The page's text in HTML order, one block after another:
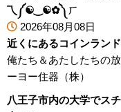
乁⁠༼⁠☯⁠‿⁠☯⁠✿⁠༽⁠ㄏ
2026年08月08日
近くにあるコインラン
俺たち＆あたしたちの
ーヨー住器（株）
八王子市内の大学でス